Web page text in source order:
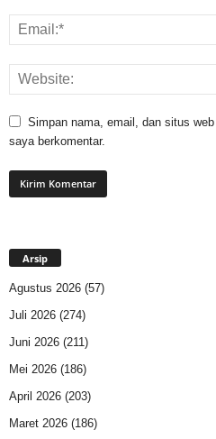
Simpan nama, email, dan situs
saya berkomentar.
Arsip
Agustus 2026 (57)
Juli 2026 (274)
Juni 2026 (211)
Mei 2026 (186)
April 2026 (203)
Maret 2026 (186)